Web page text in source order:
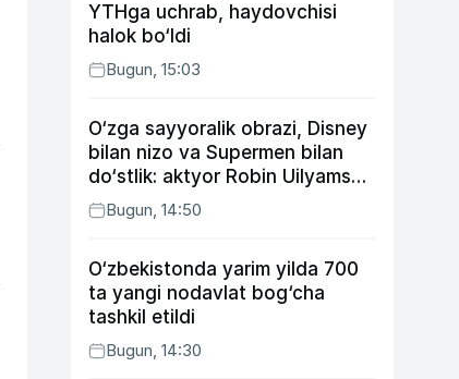
YTHga uchrab, haydovchisi
halok bo‘ldi
Bugun, 15:03
O‘zga sayyoralik obrazi, Disney
bilan nizo va Supermen bilan
do‘stlik: aktyor Robin Uilyams
haqida ko‘pchilik bilmaydigan
faktlar
Bugun, 14:50
O‘zbekistonda yarim yilda 700
ta yangi nodavlat bog‘cha
tashkil etildi
Bugun, 14:30